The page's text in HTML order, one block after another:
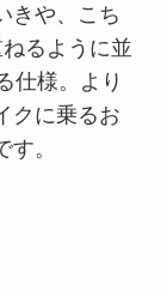
きや、こち
るように並
仕様。より
クに乗るお
。